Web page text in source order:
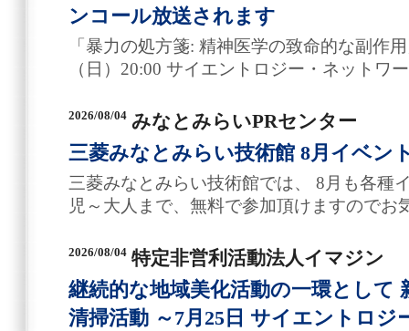
ンコール放送されます
「暴力の処方箋: 精神医学の致命的な副作
（日）20:00 サイエントロジー・ネットワ
2026/08/04 みなとみらいPRセンター
三菱みなとみらい技術館 8月イベン
三菱みなとみらい技術館では、 8月も各種
児～大人まで、無料で参加頂けますのでお
2026/08/04 特定非営利活動法人イマジン
継続的な地域美化活動の一環として
清掃活動 ～7月25日 サイエントロ